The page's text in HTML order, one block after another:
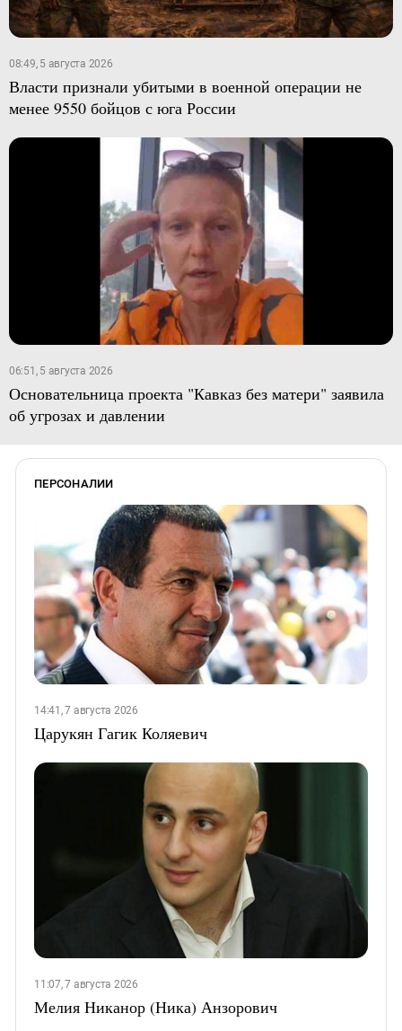
08:49, 5 августа 2026
Власти признали убитыми в военной операции не
менее 9550 бойцов с юга России
06:51, 5 августа 2026
Основательница проекта "Кавказ без матери" заявила
об угрозах и давлении
ПЕРСОНАЛИИ
14:41, 7 августа 2026
Царукян Гагик Коляевич
11:07, 7 августа 2026
Мелия Никанор (Ника) Анзорович